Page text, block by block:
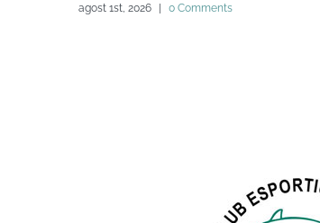
agost 1st, 2026 | 0 Comments